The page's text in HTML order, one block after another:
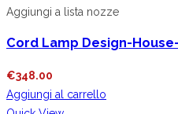
Aggiungi a lista nozze
Cord Lamp Design-
€348.00
Aggiungi al carrello